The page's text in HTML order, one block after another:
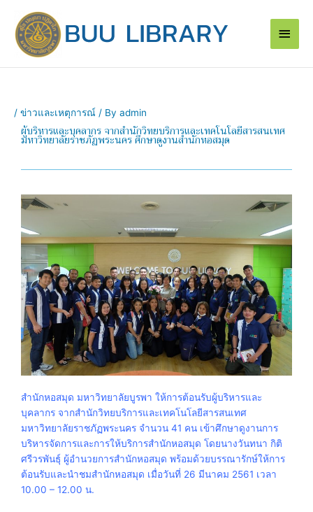
content
Main
/ ข่าวและเหตุการณ์ / By admin
ผู้บริหารและบุคลากร จากสำนักวิทยบริการและเทคโนโลยีสารสนเทศ
มหาวิทยาลัยราชภัฏพระนคร ศึกษาดูงานสำนักหอสมุด
สำนักหอสมุด มหาวิทยาลัยบูรพา ให้การต้อนรับผู้บริหารและ
บุคลากร จากสำนักวิทยบริการและเทคโนโลยีสารสนเทศ
มหาวิทยาลัยราชภัฏพระนคร จำนวน 41 คน เข้าศึกษาดูงานการ
บริหารจัดการและการให้บริการสำนักหอสมุด โดยนางวันทนา กิติ
ศรีวรพันธุ์ ผู้อำนวยการสำนักหอสมุด พร้อมด้วยบรรณารักษ์ให้การ
ต้อนรับและนำชมสำนักหอสมุด เมื่อวันที่ 26 มีนาคม 2561 เวลา
10.00 – 12.00 น.